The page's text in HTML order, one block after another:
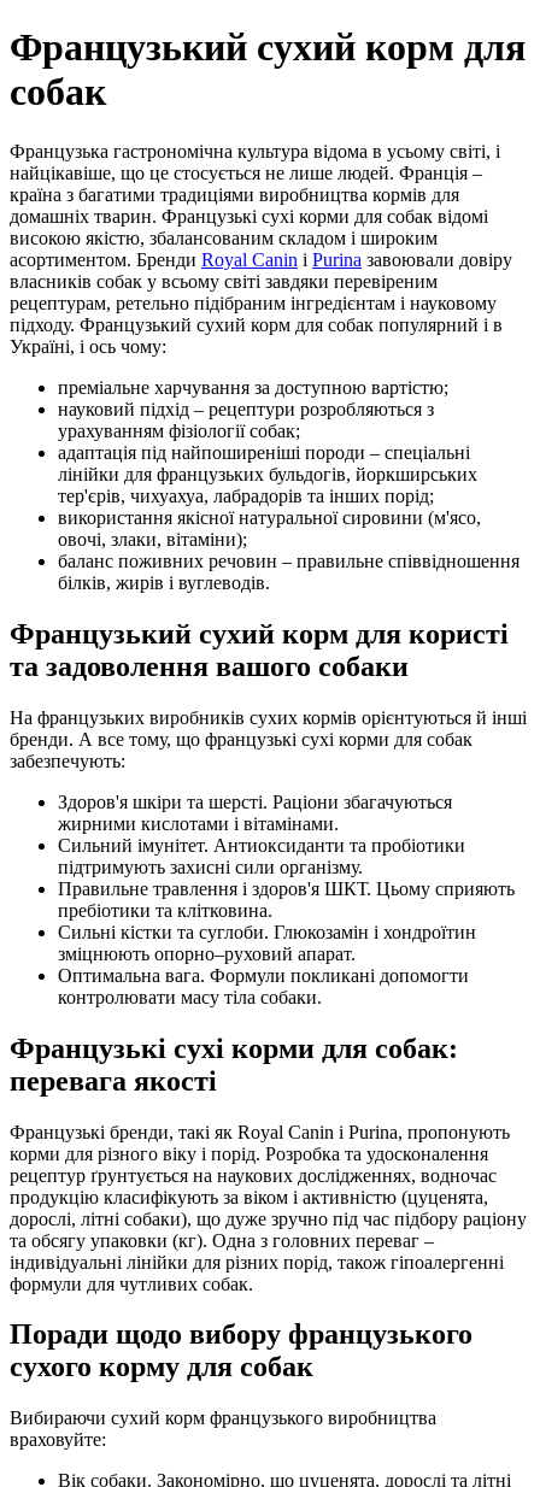
Французький сухий корм для
собак
Французька гастрономічна культура відома в усьому світі, і
найцікавіше, що це стосується не лише людей. Франція –
країна з багатими традиціями виробництва кормів для
домашніх тварин. Французькі сухі корми для собак відомі
високою якістю, збалансованим складом і широким
асортиментом. Бренди Royal Canin і Purina завоювали довіру
власників собак у всьому світі завдяки перевіреним
рецептурам, ретельно підібраним інгредієнтам і науковому
підходу. Французький сухий корм для собак популярний і в
Україні, і ось чому:
преміальне харчування за доступною вартістю;
науковий підхід – рецептури розробляються з
урахуванням фізіології собак;
адаптація під найпоширеніші породи – спеціальні
лінійки для французьких бульдогів, йоркширських
тер'єрів, чихуахуа, лабрадорів та інших порід;
використання якісної натуральної сировини (м'ясо,
овочі, злаки, вітаміни);
баланс поживних речовин – правильне співвідношення
білків, жирів і вуглеводів.
Французький сухий корм для користі
та задоволення вашого собаки
На французьких виробників сухих кормів орієнтуються й інші
бренди. А все тому, що французькі сухі корми для собак
забезпечують:
Здоров'я шкіри та шерсті. Раціони збагачуються
жирними кислотами і вітамінами.
Сильний імунітет. Антиоксиданти та пробіотики
підтримують захисні сили організму.
Правильне травлення і здоров'я ШКТ. Цьому сприяють
пребіотики та клітковина.
Сильні кістки та суглоби. Глюкозамін і хондроїтин
зміцнюють опорно–руховий апарат.
Оптимальна вага. Формули покликані допомогти
контролювати масу тіла собаки.
Французькі сухі корми для собак:
перевага якості
Французькі бренди, такі як Royal Canin і Purina, пропонують
корми для різного віку і порід. Розробка та удосконалення
рецептур ґрунтується на наукових дослідженнях, водночас
продукцію класифікують за віком і активністю (цуценята,
дорослі, літні собаки), що дуже зручно під час підбору раціону
та обсягу упаковки (кг). Одна з головних переваг –
індивідуальні лінійки для різних порід, також гіпоалергенні
формули для чутливих собак.
Поради щодо вибору французького
сухого корму для собак
Вибираючи сухий корм французького виробництва
враховуйте:
Вік собаки. Закономірно, що цуценята, дорослі та літні